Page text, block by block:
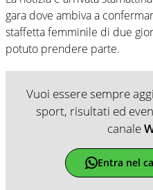
gara dove ambiva a
staffetta femminile di due
potuto prendere parte.
Vuoi essere sempre
sport, risultati ed
canale
Entra nel